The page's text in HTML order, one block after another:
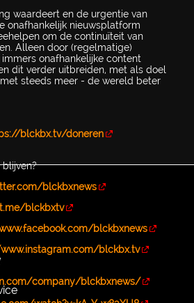
waardeert en de urgentie van
onafhankelijk nieuwsplatform
om de continuïteit van
Alleen door (regelmatige)
onafhankelijke content
dit verder uitbreiden, met als doel
steeds meer - de wereld beter
blckbx.tv/doneren
blckbxnews
blckbxtv
blckbxnews
blckbx.tv
company/blckbxnews/